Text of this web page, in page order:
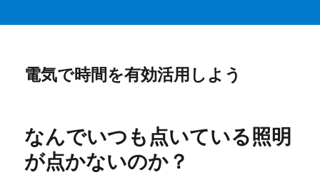
電気で時間を有効活用しよう
なんでいつも点いている照明
が点かないのか？